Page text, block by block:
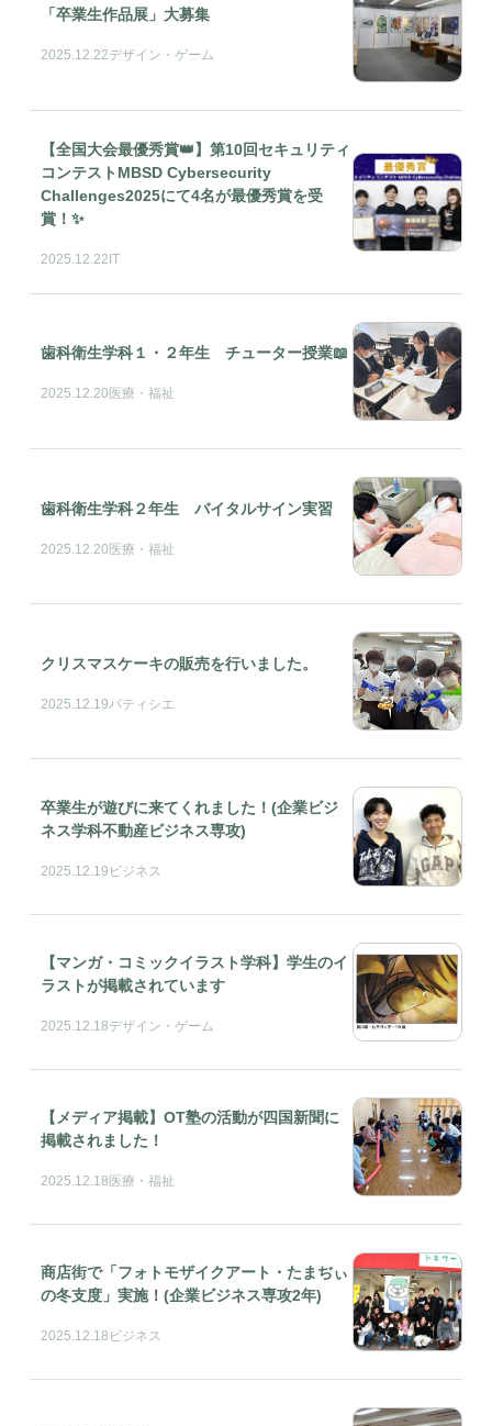
「卒業生作品展」大募集
2025.12.22デザイン・ゲーム
【全国大会最優秀賞👑】第10回セキュリティ
コンテストMBSD Cybersecurity
Challenges2025にて4名が最優秀賞を受
賞！✨
2025.12.22IT
歯科衛生学科１・２年生 チューター授業📖
2025.12.20 医療・福祉
歯科衛生学科２年生 バイタルサイン実習
2025.12.20医療・福祉
クリスマスケーキの販売を行いました。
2025.12.19パティシエ
卒業生が遊びに来てくれました！(企業ビジ
ネス学科不動産ビジネス専攻)
2025.12.19 ビジネス
【マンガ・コミックイラスト学科】学生のイ
ラストが掲載されています
2025.12.18デザイン・ゲーム
【メディア掲載】OT塾の活動が四国新聞に
掲載されました！
2025.12.18 医療・福祉
商店街で「フォトモザイクアート・たまぢぃ
の冬支度」実施！(企業ビジネス専攻2年)
2025.12.18 ビジネス